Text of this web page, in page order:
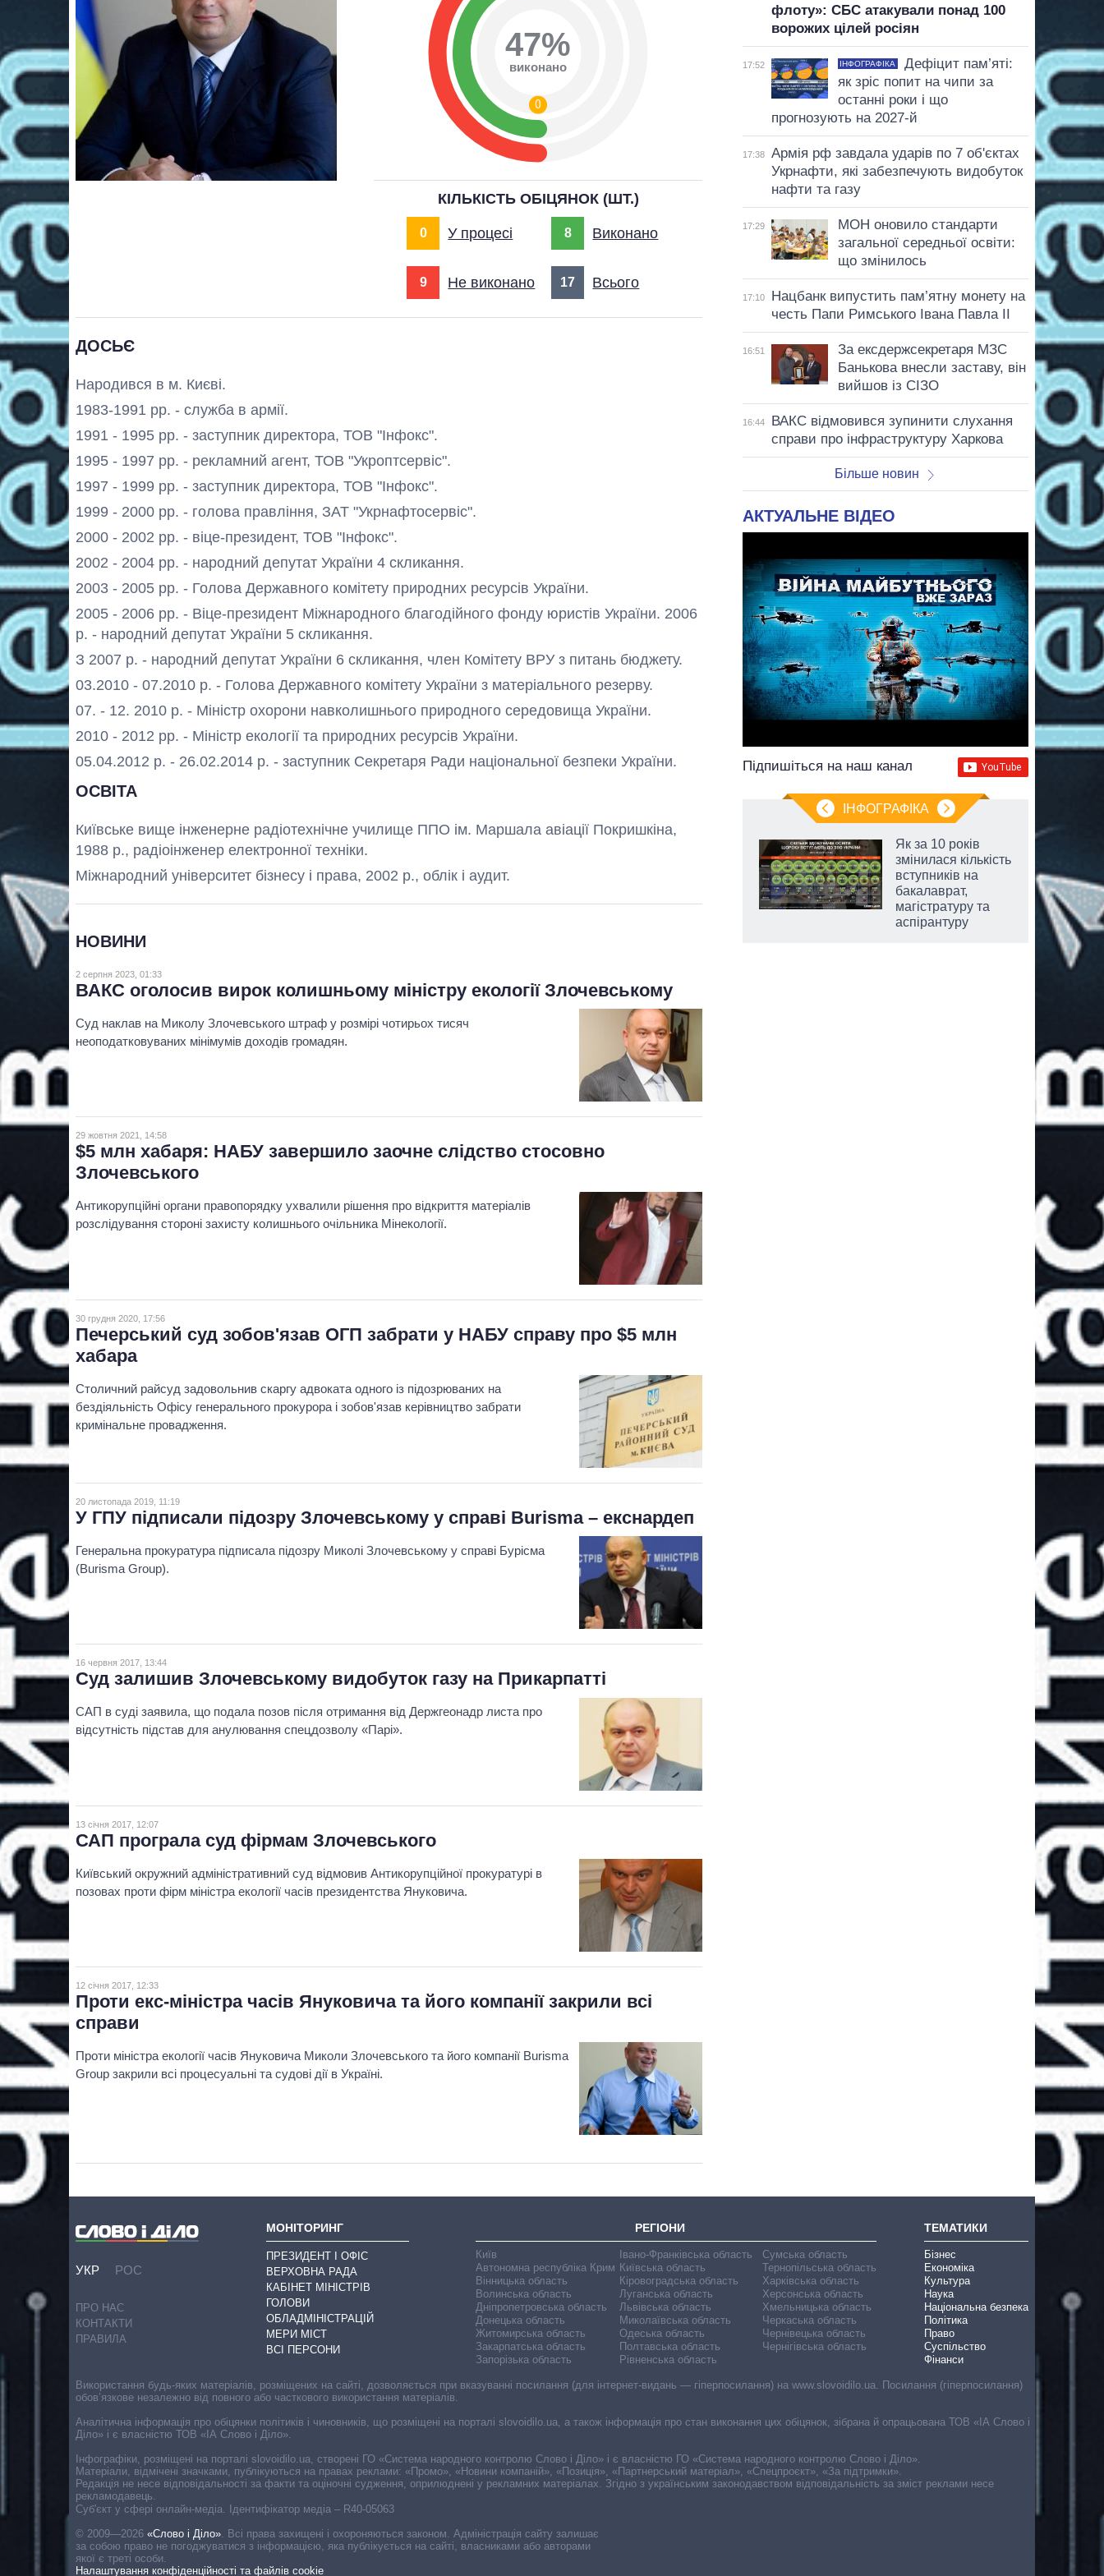
ДОСЬЄ
Народився в м. Києві.
1983-1991 рр. - служба в армії.
1991 - 1995 рр. - заступник директора, ТОВ "Інфокс".
1995 - 1997 рр. - рекламний агент, ТОВ "Укроптсервіс".
1997 - 1999 рр. - заступник директора, ТОВ "Інфокс".
1999 - 2000 рр. - голова правління, ЗАТ "Укрнафтосервіс".
2000 - 2002 рр. - віце-президент, ТОВ "Інфокс".
2002 - 2004 рр. - народний депутат України 4 скликання.
2003 - 2005 рр. - Голова Державного комітету природних ресурсів України.
2005 - 2006 рр. - Віце-президент Міжнародного благодійного фонду юристів України. 2006
р. - народний депутат України 5 скликання.
З 2007 р. - народний депутат України 6 скликання, член Комітету ВРУ з питань бюджету.
03.2010 - 07.2010 р. - Голова Державного комітету України з матеріального резерву.
07. - 12. 2010 р. - Міністр охорони навколишнього природного середовища України.
2010 - 2012 рр. - Міністр екології та природних ресурсів України.
05.04.2012 р. - 26.02.2014 р. - заступник Секретаря Ради національної безпеки України.
ОСВІТА
Київське вище інженерне радіотехнічне училище ППО ім. Маршала авіації Покришкіна,
1988 р., радіоінженер електронної техніки.
Міжнародний університет бізнесу і права, 2002 р., облік і аудит.
НОВИНИ
2 серпня 2023, 01:33
ВАКС оголосив вирок колишньому міністру екології Злочевському
Суд наклав на Миколу Злочевського штраф у розмірі чотирьох тисяч
неоподатковуваних мінімумів доходів громадян.
29 жовтня 2021, 14:58
$5 млн хабаря: НАБУ завершило заочне слідство стосовно
Злочевського
Антикорупційні органи правопорядку ухвалили рішення про відкриття матеріалів
розслідування стороні захисту колишнього очільника Мінекології.
30 грудня 2020, 17:56
Печерський суд зобов'язав ОГП забрати у НАБУ справу про $5 млн
хабара
Столичний райсуд задовольнив скаргу адвоката одного із підозрюваних на
бездіяльність Офісу генерального прокурора і зобов'язав керівництво забрати
кримінальне провадження.
20 листопада 2019, 11:19
У ГПУ підписали підозру Злочевському у справі Burisma – екснардеп
Генеральна прокуратура підписала підозру Миколі Злочевському у справі Бурісма
(Burisma Group).
16 червня 2017, 13:44
Суд залишив Злочевському видобуток газу на Прикарпатті
САП в суді заявила, що подала позов після отримання від Держгеонадр листа про
відсутність підстав для анулювання спецдозволу «Парі».
13 січня 2017, 12:07
САП програла суд фірмам Злочевського
Київський окружний адміністративний суд відмовив Антикорупційної прокуратурі в
позовах проти фірм міністра екології часів президентства Януковича.
12 січня 2017, 12:33
Проти екс-міністра часів Януковича та його компанії закрили всі
справи
Проти міністра екології часів Януковича Миколи Злочевського та його компанії Burisma
Group закрили всі процесуальні та судові дії в Україні.
0
47%
виконано
КІЛЬКІСТЬ ОБІЦЯНОК (ШТ.)
0 У процесі 8 Виконано
9 Не виконано 17 Всього
флоту»: СБС атакували понад 100
ворожих цілей росіян
17:52 ІНФОГРАФІКА
Дефіцит пам’яті:
як зріс попит на чипи за
останні роки і що
прогнозують на 2027-й
17:38
Армія рф завдала ударів по 7 об'єктах
Укрнафти, які забезпечують видобуток
нафти та газу
17:29
МОН оновило стандарти
загальної середньої освіти:
що змінилось
17:10
Нацбанк випустить пам’ятну монету на
честь Папи Римського Івана Павла II
16:51
За ексдержсекретаря МЗС
Банькова внесли заставу, він
вийшов із СІЗО
16:44
ВАКС відмовився зупинити слухання
справи про інфраструктуру Харкова
Більше новин
АКТУАЛЬНЕ ВІДЕО
Підпишіться на наш канал
ІНФОГРАФІКА
прогнозують на
Як за 10 років
змінилася кількість
вступників на
бакалаврат,
магістратуру та
аспірантуру
УКР РОС
ПРО НАС
КОНТАКТИ
ПРАВИЛА
МОНІТОРИНГ
ПРЕЗИДЕНТ І ОФІС
ВЕРХОВНА РАДА
КАБІНЕТ МІНІСТРІВ
ГОЛОВИ
ОБЛАДМІНІСТРАЦІЙ
МЕРИ МІСТ
ВСІ ПЕРСОНИ
РЕГІОНИ
Київ
Автономна республіка Крим
Вінницька область
Волинська область
Дніпропетровська область
Донецька область
Житомирська область
Закарпатська область
Запорізька область
Івано-Франківська область
Київська область
Кіровоградська область
Луганська область
Львівська область
Миколаївська область
Одеська область
Полтавська область
Рівненська область
Сумська область
Тернопільська область
Харківська область
Херсонська область
Хмельницька область
Черкаська область
Чернівецька область
Чернігівська область
ТЕМАТИКИ
Бізнес
Економіка
Культура
Наука
Національна безпека
Політика
Право
Суспільство
Фінанси
Cуб'єкт у сфері онлайн-медіа. Ідентифікатор медіа – R40-05063
© 2009—2026 «Слово і Діло». Всі права захищені і охороняються законом. Адміністрація сайту залишає
за собою право не погоджуватися з інформацією, яка публікується на сайті, власниками або авторами
якої є треті особи.
Налаштування конфіденційності та файлів cookie
Використання будь-яких матеріалів, розміщених на сайті, дозволяється при вказуванні посилання (для інтернет-видань — гіперпосилання) на www.slovoidilo.ua. Посилання (гіперпосилання)
обов’язкове незалежно від повного або часткового використання матеріалів.
Аналітична інформація про обіцянки політиків і чиновників, що розміщені на порталі slovoidilo.ua, а також інформація про стан виконання цих обіцянок, зібрана й опрацьована ТОВ «ІА Слово і
Діло» і є власністю ТОВ «ІА Слово і Діло».
Інфографіки, розміщені на порталі slovoidilo.ua, створені ГО «Система народного контролю Слово і Діло» і є власністю ГО «Система народного контролю Слово і Діло».
Матеріали, відмічені значками, публікуються на правах реклами: «Промо», «Новини компаній», «Позиція», «Партнерський матеріал», «Спецпроєкт», «За підтримки».
Редакція не несе відповідальності за факти та оціночні судження, оприлюднені у рекламних матеріалах. Згідно з українським законодавством відповідальність за зміст реклами несе
рекламодавець.